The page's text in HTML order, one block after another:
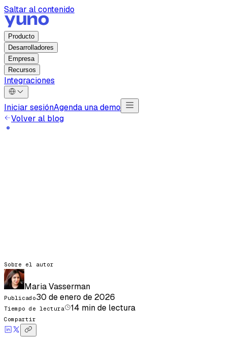
Saltar al contenido
Producto
Desarrolladores
Empresa
Recursos
Integraciones
Iniciar sesiónAgenda una demo
Volver al blog
Sobre el autor
Maria Vasserman
Publicado30 de enero de 2026
Tiempo de lectura 14 min de lectura
Compartir